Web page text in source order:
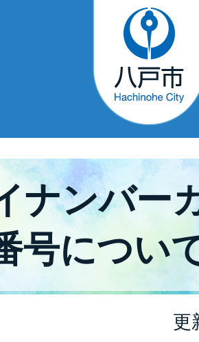
ナンバー
号につい
更